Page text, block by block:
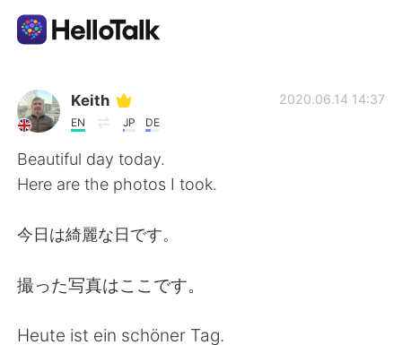
แอปแลกเปลี่ยนทางภาษา
AI Grammar Checker
ไทย
Keith
EN JP DE
2020.06.14 14:37
Beautiful day today.
Here are the photos I took.
今日は綺麗な日です。
撮った写真はここです。
Heute ist ein schöner Tag.